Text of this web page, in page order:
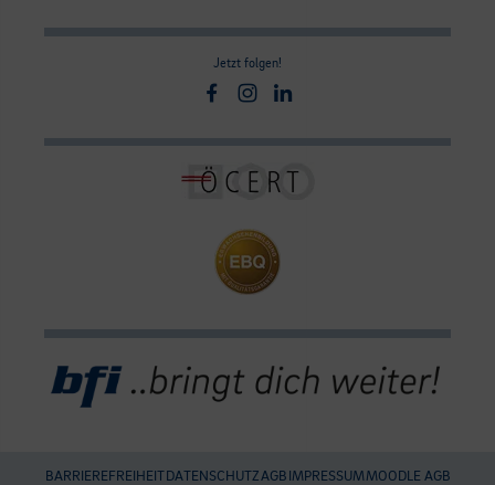
Jetzt folgen!
Facebook
Instagram
Linkedin
BARRIEREFREIHEIT DATENSCHUTZAGB IMPRESSUMMOODLE AGB